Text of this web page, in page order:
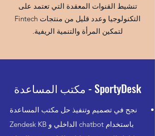
تنشيط القنوات المعقدة التي تعتمد على
التكنولوجيا وعدد قليل من منتجات Fintech
لتمكين المرأة والتنمية الريفية.
SportyDesk - مكتب المساعدة
نجح في تصميم وتنفيذ حل مكتب المساعدة
باستخدام chatbot الداخلي و Zendesk KB